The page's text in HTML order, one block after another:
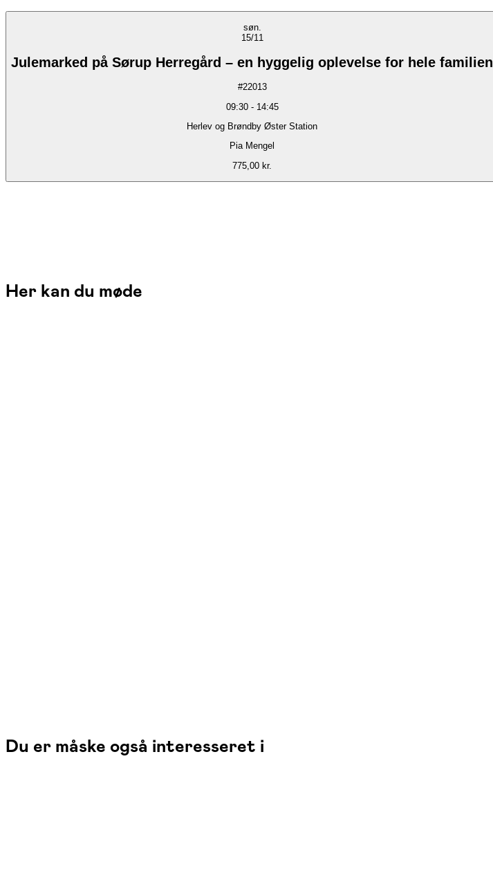
søn.
15/11
Julemarked på Sørup Herregård – en hyggelig oplevelse for hele familien
#22013
09:30- 14:45
Herlev og Brøndby Øster Station
Pia Mengel
775,00 kr.
Her kan du møde
Du er måske også interesseret i